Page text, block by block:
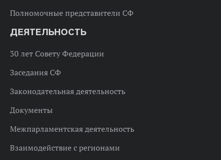
Полномочные представители СФ
ДЕЯТЕЛЬНОСТЬ
30 лет Совету Федерации
Заседания СФ
Законодательная деятельность
Документы
Межпарламентская деятельность
Взаимодействие с регионами